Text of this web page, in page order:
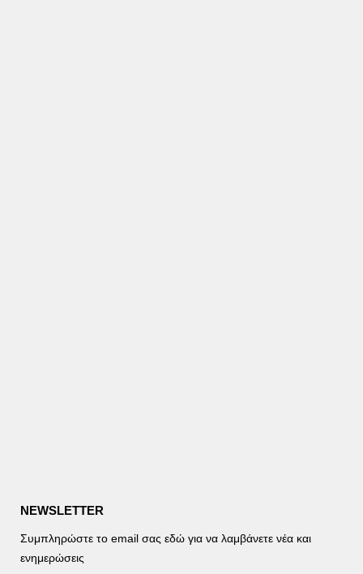
NEWSLETTER
Συμπληρώστε το email σας εδώ για να λαμβάνετε νέα και
ενημερώσεις